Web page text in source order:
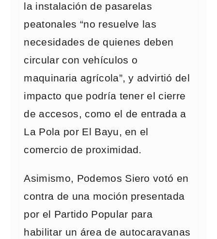
la instalación de pasarelas
peatonales “no resuelve las
necesidades de quienes deben
circular con vehículos o
maquinaria agrícola”, y advirtió del
impacto que podría tener el cierre
de accesos, como el de entrada a
La Pola por El Bayu, en el
comercio de proximidad.
Asimismo, Podemos Siero votó en
contra de una moción presentada
por el Partido Popular para
habilitar un área de autocaravanas